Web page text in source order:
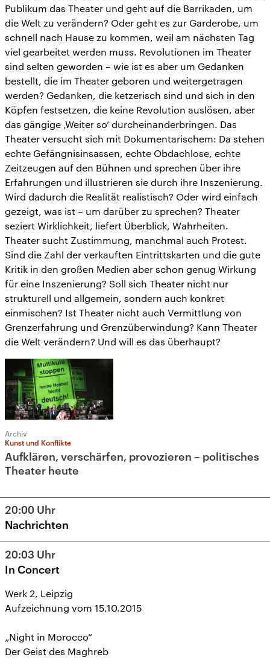
Publikum das Theater und geht auf die Barrikaden, um
die Welt zu verändern? Oder geht es zur Garderobe, um
schnell nach Hause zu kommen, weil am nächsten Tag
viel gearbeitet werden muss. Revolutionen im Theater
sind selten geworden – wie ist es aber um Gedanken
bestellt, die im Theater geboren und weitergetragen
werden? Gedanken, die ketzerisch sind und sich in den
Köpfen festsetzen, die keine Revolution auslösen, aber
das gängige ‚Weiter so‘ durcheinanderbringen. Das
Theater versucht sich mit Dokumentarischem: Da stehen
echte Gefängnisinsassen, echte Obdachlose, echte
Zeitzeugen auf den Bühnen und sprechen über ihre
Erfahrungen und illustrieren sie durch ihre Inszenierung.
Wird dadurch die Realität realistisch? Oder wird einfach
gezeigt, was ist – um darüber zu sprechen? Theater
seziert Wirklichkeit, liefert Überblick, Wahrheiten.
Theater sucht Zustimmung, manchmal auch Protest.
Sind die Zahl der verkauften Eintrittskarten und die gute
Kritik in den großen Medien aber schon genug Wirkung
für eine Inszenierung? Soll sich Theater nicht nur
strukturell und allgemein, sondern auch konkret
einmischen? Ist Theater nicht auch Vermittlung von
Grenzerfahrung und Grenzüberwindung? Kann Theater
die Welt verändern? Und will es das überhaupt?
Archiv
Kunst und Konflikte
Aufklären, verschärfen, provozieren – politisches
Theater heute
20:00 Uhr
Nachrichten
20:03 Uhr
In Concert
Werk 2, Leipzig
Aufzeichnung vom 15.10.2015
„Night in Morocco“
Der Geist des Maghreb